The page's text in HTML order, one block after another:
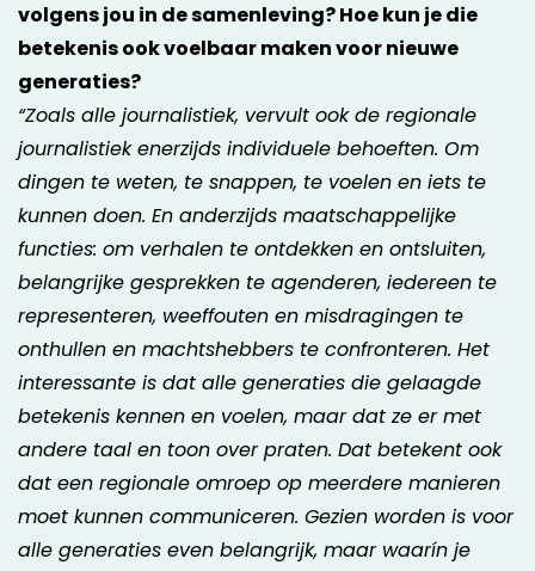
volgens jou in de samenleving? Hoe kun je die
betekenis ook voelbaar maken voor nieuwe
generaties?
“Zoals alle journalistiek, vervult ook de regionale
journalistiek enerzijds individuele behoeften. Om
dingen te weten, te snappen, te voelen en iets te
kunnen doen. En anderzijds maatschappelijke
functies: om verhalen te ontdekken en ontsluiten,
belangrijke gesprekken te agenderen, iedereen te
representeren, weeffouten en misdragingen te
onthullen en machtshebbers te confronteren. Het
interessante is dat alle generaties die gelaagde
betekenis kennen en voelen, maar dat ze er met
andere taal en toon over praten. Dat betekent ook
dat een regionale omroep op meerdere manieren
moet kunnen communiceren. Gezien worden is voor
alle generaties even belangrijk, maar waarín je